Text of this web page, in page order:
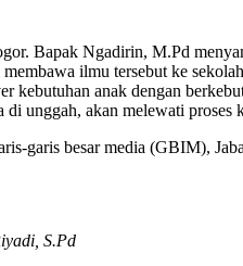
Bapak Ngadirin, M.Pd
ilmu tersebut ke
kebutuhan anak dengan
unggah, akan melewati
garis besar media (GBIM),
S.Pd